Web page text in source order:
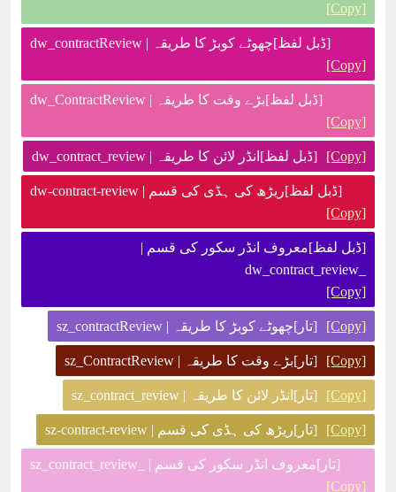
[Copy]
[ڈبل لفظ]چھوٹے کوبڑ کا طریقہ | dw_contractReview
[Copy]
[ڈبل لفظ]بڑے وقت کا طریقہ | dw_ContractReview
[Copy]
[ڈبل لفظ]انڈر لائن کا طریقہ | dw_contract_review [Copy]
[ڈبل لفظ]ریڑھ کی ہڈی کی قسم | dw-contract-review
[Copy]
[ڈبل لفظ]معروف انڈر سکور کی قسم |
_dw_contract_review
[Copy]
[تار]چھوٹے کوبڑ کا طریقہ | sz_contractReview [Copy]
[تار]بڑے وقت کا طریقہ | sz_ContractReview [Copy]
[تار]انڈر لائن کا طریقہ | sz_contract_review [Copy]
[تار]ریڑھ کی ہڈی کی قسم | sz-contract-review [Copy]
[تار]معروف انڈر سکور کی قسم | _sz_contract_review
[Copy]